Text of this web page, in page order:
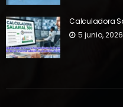
Calculadora
5 junio, 2026